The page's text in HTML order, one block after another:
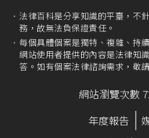
法律百科是分享知識的平臺，不
務，故無法負保證責任。
每個具體個案是獨特、複雜、持
網站使用者提供的內容是法律知
答。如有個案法律諮詢需求，敬
網站瀏覽次數
年度報告